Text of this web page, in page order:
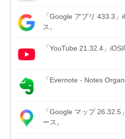
「Google アプリ 433.3
ス。
「YouTube 21.32.4」iOS
「Evernote - Notes
「Google マップ 26.32.5
ース。